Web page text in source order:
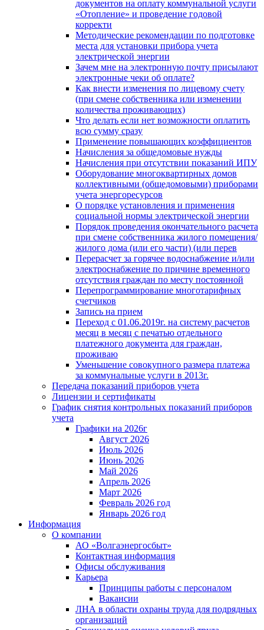
документов на оплату коммунальной услуги
«Отопление» и проведение годовой
корректи
Методические рекомендации по подготовке
места для установки прибора учета
электрической энергии
Зачем мне на электронную почту присылают
электронные чеки об оплате?
Как внести изменения по лицевому счету
(при смене собственника или изменении
количества проживающих)
Что делать если нет возможности оплатить
всю сумму сразу
Применение повышающих коэффициентов
Начисления за общедомовые нужды
Начисления при отсутствии показаний ИПУ
Оборудование многоквартирных домов
коллективными (общедомовыми) приборами
учета энергоресурсов
О порядке установления и применения
социальной нормы электрической энергии
Порядок проведения окончательного расчета
при смене собственника жилого помещения/
жилого дома (или его части) (или перев
Перерасчет за горячее водоснабжение и/или
электроснабжение по причине временного
отсутствия граждан по месту постоянной
Перепрограммирование многотарифных
счетчиков
Запись на прием
Переход с 01.06.2019г. на систему расчетов
месяц в месяц с печатью отдельного
платежного документа для граждан,
проживаю
Уменьшение совокупного размера платежа
за коммунальные услуги в 2013г.
Передача показаний приборов учета
Лицензии и сертификаты
График снятия контрольных показаний приборов
учета
Графики на 2026г
Август 2026
Июль 2026
Июнь 2026
Май 2026
Апрель 2026
Март 2026
Февраль 2026 год
Январь 2026 год
Информация
О компании
АО «Волгаэнергосбыт»
Контактная информация
Офисы обслуживания
Карьера
Принципы работы с персоналом
Вакансии
ЛНА в области охраны труда для подрядных
организаций